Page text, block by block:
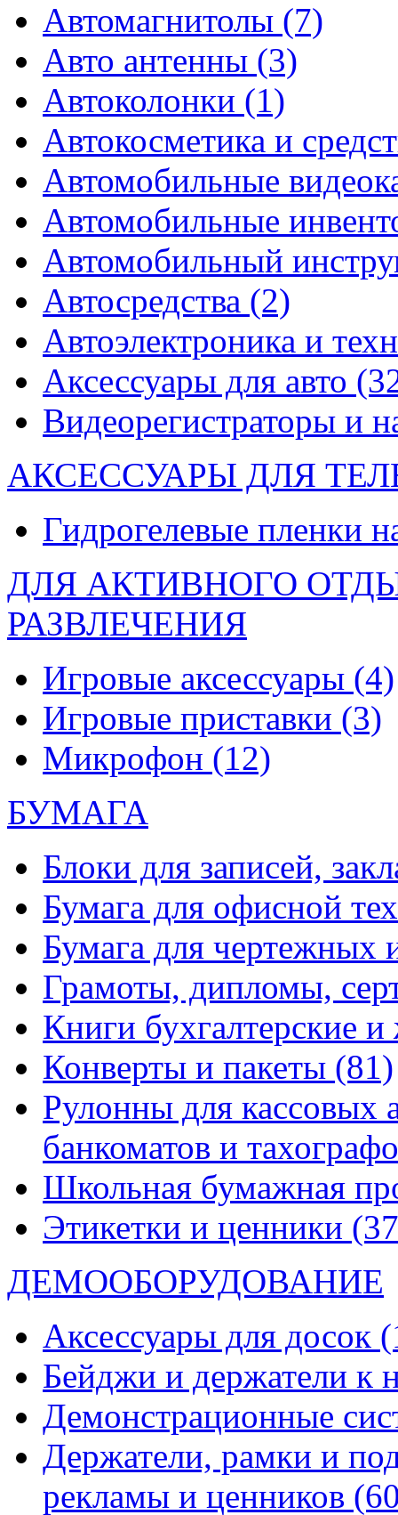
Автомагнитолы (7)
Авто антенны (3)
Автоколонки (1)
Автокосметика и
Автомобильные
Автомобильные
Автомобильный
Автосредства (2)
Автоэлектроника и
Аксессуары для авто
Видеорегистраторы и
АКСЕССУАРЫ ДЛЯ
Гидрогелевые пленки
ДЛЯ АКТИВНОГО
РАЗВЛЕЧЕНИЯ
Игровые аксессуары (4)
Игровые приставки (3)
Микрофон (12)
БУМАГА
Блоки для записей,
Бумага для офисной
Бумага для чертежных
Грамоты, дипломы,
Книги бухгалтерские
Конверты и пакеты (81)
Рулонны для кассовых
банкоматов и
Школьная бумажная
Этикетки и ценники
ДЕМООБОРУДОВАНИЕ
Аксессуары для досок
Бейджи и держатели к
Демонстрационные
Держатели, рамки и
рекламы и ценников